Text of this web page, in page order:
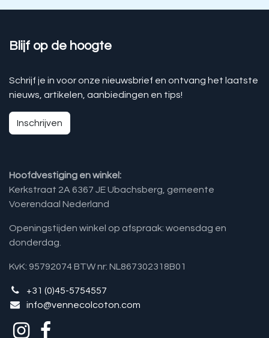
Blijf op de hoogte
Schrijf je in voor onze nieuwsbrief en ontvang het laatste
nieuws, artikelen, aanbiedingen en tips!
Inschrijven
Hoofdvestiging en winkel:
Kerkstraat 2A 6367 JE Ubachsberg, gemeente
Voerendaal Nederland
Openingstijden winkel op afspraak: woensdag en
donderdag.
KvK: 95792074 BTW nr: NL867302318B01
+31 (0)45-5754557
info@vennecolcoton.com